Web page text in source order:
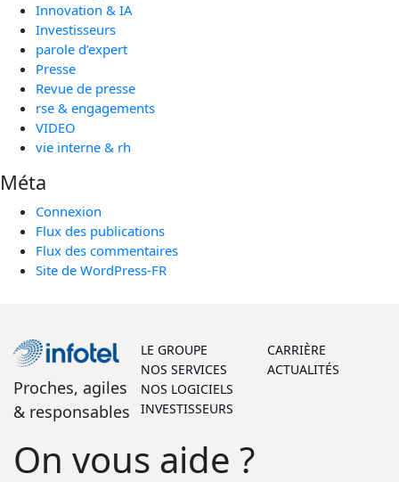
Innovation & IA
Investisseurs
parole d’expert
Presse
Revue de presse
rse & engagements
VIDEO
vie interne & rh
Méta
Connexion
Flux des publications
Flux des commentaires
Site de WordPress-FR
Proches, agiles
& responsables
LE GROUPE
NOS SERVICES
NOS LOGICIELS
INVESTISSEURS
CARRIÈRE
ACTUALITÉS
On vous aide ?